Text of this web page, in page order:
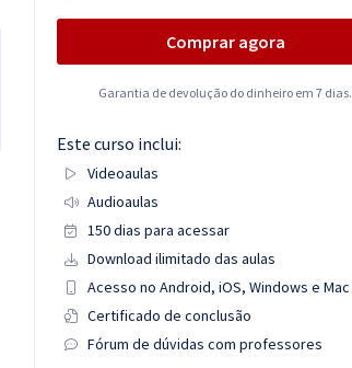
Comprar agora
Garantia de devolução do dinheiro em 7 dias.
Este curso inclui:
Videoaulas
Audioaulas
150 dias para acessar
Download ilimitado das aulas
Acesso no Android, iOS, Windows e Mac
Certificado de conclusão
Fórum de dúvidas com professores